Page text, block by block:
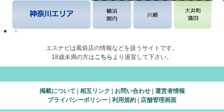
エスナビは風俗店の情報などを扱うサイトです。
18歳未満の方はこちらより退室して下さい。
掲載について 相互リンク お問い合わせ| 運営者情報
プライバシーポリシー
利用規約 店舗管理画面